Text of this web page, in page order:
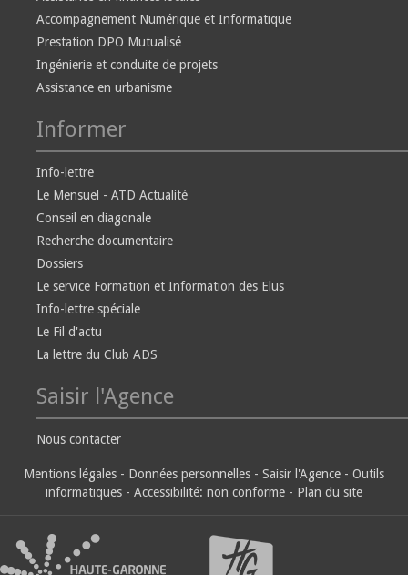
Accompagnement Numérique et Informatique
Prestation DPO Mutualisé
Ingénierie et conduite de projets
Assistance en urbanisme
Informer
Info-lettre
Le Mensuel - ATD Actualité
Conseil en diagonale
Recherche documentaire
Dossiers
Le service Formation et Information des Elus
Info-lettre spéciale
Le Fil d'actu
La lettre du Club ADS
Saisir l'Agence
Nous contacter
Mentions légales - Données personnelles - Saisir l'Agence - Outils
informatiques - Accessibilité: non conforme - Plan du site